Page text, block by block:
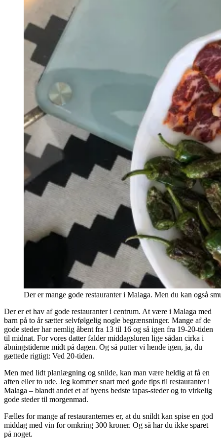
Der er mange gode restauranter i Malaga. Men du kan også
Der er et hav af gode restauranter i centrum. At være i Malaga med
barn på to år sætter selvfølgelig nogle begrænsninger. Mange af de
gode steder har nemlig åbent fra 13 til 16 og så igen fra 19-20-tiden
til midnat. For vores datter falder middagsluren lige sådan cirka i
åbningstiderne midt på dagen. Og så putter vi hende igen, ja, du
gættede rigtigt: Ved 20-tiden.
Men med lidt planlægning og snilde, kan man være heldig at få en
aften eller to ude. Jeg kommer snart med gode tips til restauranter i
Malaga – blandt andet et af byens bedste tapas-steder og to virkelig
gode steder til morgenmad.
Fælles for mange af restauranternes er, at du snildt kan spise en god
middag med vin for omkring 300 kroner. Og så har du ikke sparet
på noget.